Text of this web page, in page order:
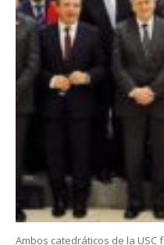
Ambos catedráticos de la